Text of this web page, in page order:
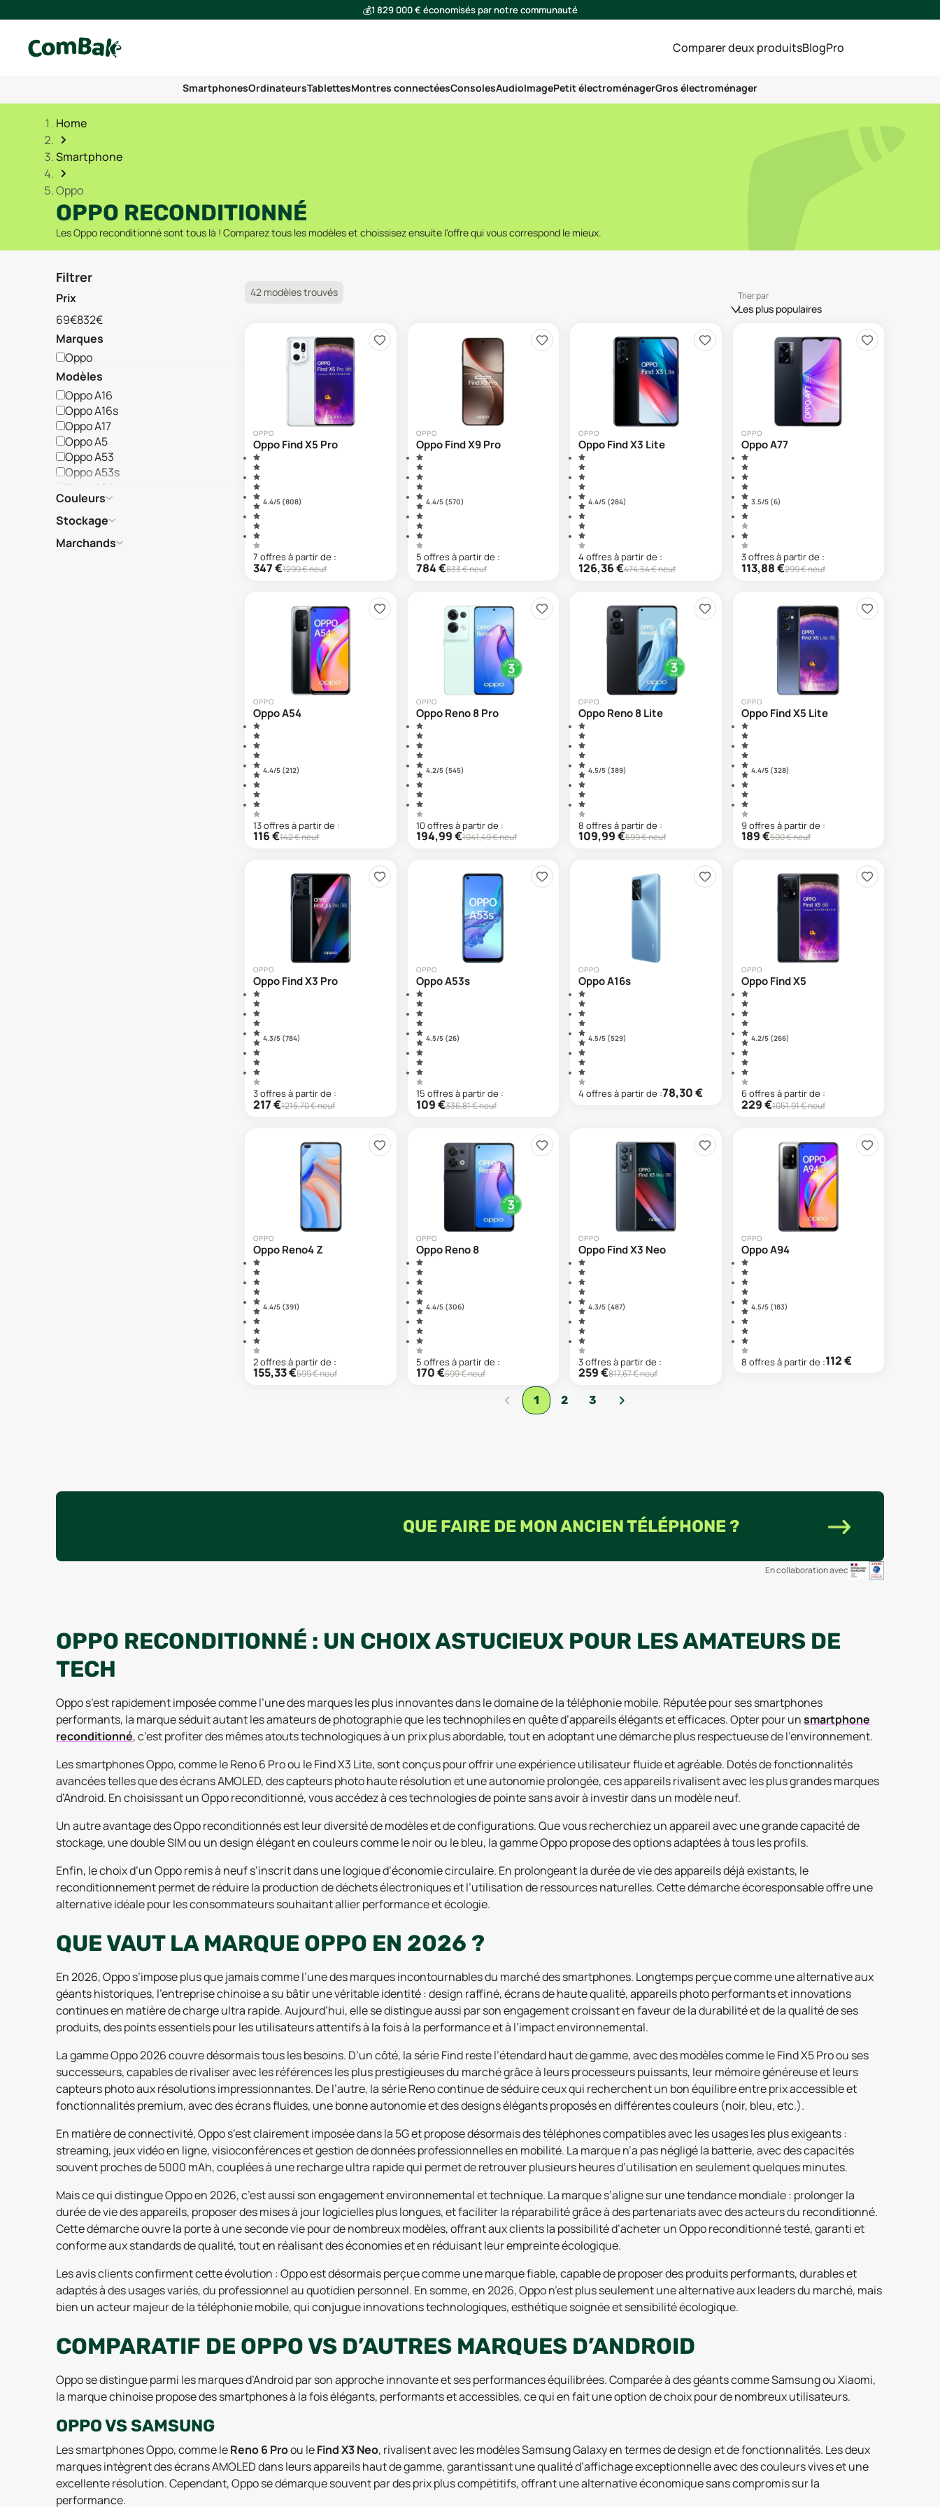
💰1 829 000 € économisés par notre communauté
Comparer deux produitsBlogPro
SmartphonesOrdinateursTablettesMontres connectéesConsolesAudioImagePetit électroménagerGros électroménager
Home
Smartphone
Oppo
OPPO RECONDITIONNÉ
Les Oppo reconditionné sont tous là ! Comparez tous les modèles et choissisez ensuite l'offre qui vous correspond le mieux.
Filtrer
Prix
69€832€
Marques
Oppo
Modèles
Oppo A16
Oppo A16s
Oppo A17
Oppo A5
Oppo A53
Oppo A53s
Oppo A54
Oppo A54s
Oppo A57
Oppo A72
Couleurs
Stockage
Marchands
42 modèles trouvés Trier par
Les plus populaires
OPPO
Oppo Find X5 Pro
4.4/5 (808)
7 offresà partir de :
347€1299€ neuf
OPPO
Oppo Find X9 Pro
4.4/5 (570)
5 offresà partir de :
784€833€ neuf
OPPO
Oppo Find X3 Lite
4.4/5 (284)
4 offresà partir de :
126,36€474,54€ neuf
OPPO
Oppo A77
3.5/5 (6)
3offresà partir de :
113,88€299€ neuf
OPPO
Oppo A54
4.4/5 (212)
13offresà partir de :
116€142€ neuf
OPPO
Oppo Reno 8 Pro
4.2/5 (545)
10 offresà partir de :
194,99€1041,49€ neuf
OPPO
Oppo Reno 8 Lite
4.5/5 (389)
8 offresà partir de :
109,99€599€ neuf
OPPO
Oppo Find X5 Lite
4.4/5 (328)
9offresà partir de :
189€500€ neuf
OPPO
Oppo Find X3 Pro
4.3/5 (784)
3offresà partir de :
217€1215,70€ neuf
OPPO
Oppo A53s
4.5/5 (26)
15 offresà partir de :
109€336,81€ neuf
OPPO
Oppo A16s
4.5/5 (529)
4 offresà partir de :78,30€
OPPO
Oppo Find X5
4.2/5 (266)
6offresà partir de :
229€1051,91€ neuf
OPPO
Oppo Reno4 Z
4.4/5 (391)
2offresà partir de :
155,33€599€ neuf
OPPO
Oppo Reno 8
4.4/5 (306)
5 offresà partir de :
170€599€ neuf
OPPO
Oppo Find X3 Neo
4.3/5 (487)
3offresà partir de :
259€817,67€ neuf
OPPO
Oppo A94
4.5/5 (183)
8 offresà partir de :112€
‹ 1 2 3 ›
QUE FAIRE DE MON ANCIEN TÉLÉPHONE ?
En collaboration avec
OPPO RECONDITIONNÉ : UN CHOIX ASTUCIEUX POUR LES AMATEURS DE
TECH
Oppo s’est rapidement imposée comme l’une des marques les plus innovantes dans le domaine de la téléphonie mobile. Réputée pour ses smartphones
performants, la marque séduit autant les amateurs de photographie que les technophiles en quête d’appareils élégants et efficaces. Opter pour unsmartphone
reconditionné, c’est profiter des mêmes atouts technologiques à un prix plus abordable, tout en adoptant une démarche plus respectueuse de l’environnement.
Les smartphones Oppo, comme le Reno 6 Pro ou le Find X3 Lite, sont conçus pour offrir une expérience utilisateur fluide et agréable. Dotés de fonctionnalités
avancées telles que des écrans AMOLED, des capteurs photo haute résolution et une autonomie prolongée, ces appareils rivalisent avec les plus grandes marques
d’Android. En choisissant un Oppo reconditionné, vous accédez à ces technologies de pointe sans avoir à investir dans un modèle neuf.
Un autre avantage des Oppo reconditionnés est leur diversité de modèles et de configurations. Que vous recherchiez un appareil avec une grande capacité de
stockage, une double SIM ou un design élégant en couleurs comme le noir ou le bleu, la gamme Oppo propose des options adaptées à tous les profils.
Enfin, le choix d’un Oppo remis à neuf s’inscrit dans une logique d’économie circulaire. En prolongeant la durée de vie des appareils déjà existants, le
reconditionnement permet de réduire la production de déchets électroniques et l’utilisation de ressources naturelles. Cette démarche écoresponsable offre une
alternative idéale pour les consommateurs souhaitant allier performance et écologie.
QUE VAUT LA MARQUE OPPO EN 2026 ?
En 2026, Oppo s’impose plus que jamais comme l’une des marques incontournables du marché des smartphones. Longtemps perçue comme une alternative aux
géants historiques, l’entreprise chinoise a su bâtir une véritable identité : design raffiné, écrans de haute qualité, appareils photo performants et innovations
continues en matière de charge ultra rapide. Aujourd’hui, elle se distingue aussi par son engagement croissant en faveur de la durabilité et de la qualité de ses
produits, des points essentiels pour les utilisateurs attentifs à la fois à la performance et à l’impact environnemental.
La gamme Oppo 2026 couvre désormais tous les besoins. D’un côté, la série Find reste l’étendard haut de gamme, avec des modèles comme le Find X5 Pro ou ses
successeurs, capables de rivaliser avec les références les plus prestigieuses du marché grâce à leurs processeurs puissants, leur mémoire généreuse et leurs
capteurs photo aux résolutions impressionnantes. De l’autre, la série Reno continue de séduire ceux qui recherchent un bon équilibre entre prix accessible et
fonctionnalités premium, avec des écrans fluides, une bonne autonomie et des designs élégants proposés en différentes couleurs (noir, bleu, etc.).
En matière de connectivité, Oppo s’est clairement imposée dans la 5G et propose désormais des téléphones compatibles avec les usages les plus exigeants :
streaming, jeux vidéo en ligne, visioconférences et gestion de données professionnelles en mobilité. La marque n’a pas négligé la batterie, avec des capacités
souvent proches de 5000 mAh, couplées à une recharge ultra rapide qui permet de retrouver plusieurs heures d’utilisation en seulement quelques minutes.
Mais ce qui distingue Oppo en 2026, c’est aussi son engagement environnemental et technique. La marque s’aligne sur une tendance mondiale : prolonger la
durée de vie des appareils, proposer des mises à jour logicielles plus longues, et faciliter la réparabilité grâce à des partenariats avec des acteurs du reconditionné.
Cette démarche ouvre la porte à une seconde vie pour de nombreux modèles, offrant aux clients la possibilité d’acheter un Oppo reconditionné testé, garanti et
conforme aux standards de qualité, tout en réalisant des économies et en réduisant leur empreinte écologique.
Les avis clients confirment cette évolution : Oppo est désormais perçue comme une marque fiable, capable de proposer des produits performants, durables et
adaptés à des usages variés, du professionnel au quotidien personnel. En somme, en 2026, Oppo n’est plus seulement une alternative aux leaders du marché, mais
bien un acteur majeur de la téléphonie mobile, qui conjugue innovations technologiques, esthétique soignée et sensibilité écologique.
COMPARATIF DE OPPO VS D’AUTRES MARQUES D’ANDROID
Oppo se distingue parmi les marques d’Android par son approche innovante et ses performances équilibrées. Comparée à des géants comme Samsung ou Xiaomi,
la marque chinoise propose des smartphones à la fois élégants, performants et accessibles, ce qui en fait une option de choix pour de nombreux utilisateurs.
OPPO VS SAMSUNG
Les smartphones Oppo, comme leReno 6 Proou leFind X3 Neo, rivalisent avec les modèles Samsung Galaxy en termes de design et de fonctionnalités. Les deux
marques intègrent des écrans AMOLED dans leurs appareils haut de gamme, garantissant une qualité d’affichage exceptionnelle avec des couleurs vives et une
excellente résolution. Cependant, Oppo se démarque souvent par des prix plus compétitifs, offrant une alternative économique sans compromis sur la
performance.